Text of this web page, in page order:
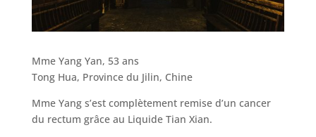
Mme Yang Yan, 53 ans
Tong Hua, Province du Jilin, Chine
Mme Yang s’est complètement remise d’un cancer
du rectum grâce au Liquide Tian Xian.